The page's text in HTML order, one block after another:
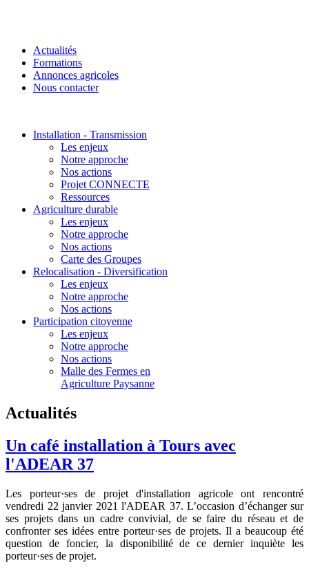
Actualités
Formations
Annonces agricoles
Nous contacter
Installation - Transmission
Les enjeux
Notre approche
Nos actions
Projet CONNECTE
Ressources
Agriculture durable
Les enjeux
Notre approche
Nos actions
Carte des Groupes
Relocalisation - Diversification
Les enjeux
Notre approche
Nos actions
Participation citoyenne
Les enjeux
Notre approche
Nos actions
Malle des Fermes en
Agriculture Paysanne
Actualités
Un café installation à Tours avec
l'ADEAR 37
Les porteur·ses de projet d'installation agricole ont rencontré
vendredi 22 janvier 2021 l'ADEAR 37. L’occasion d’échanger sur
ses projets dans un cadre convivial, de se faire du réseau et de
confronter ses idées entre porteur·ses de projets. Il a beaucoup été
question de foncier, la disponibilité de ce dernier inquiète les
porteur·ses de projet.